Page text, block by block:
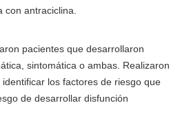
con antraciclina.
pacientes que desarrollaron
sintomática o ambas. Realizaron
los factores de riesgo que
de desarrollar disfunción